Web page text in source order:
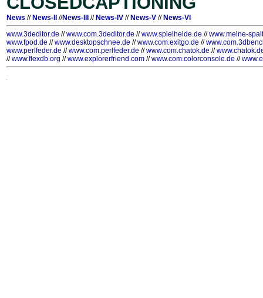
News // News-II //News-III // News-IV // News-V // News-VI
www.3deditor.de //www.com.3deditor.de //www.spielheide.de //www.meine-
www.fpod.de //www.desktopschnee.de //www.com.exitgo.de //
www.perlfeder.de //www.com.perlfeder.de //www.com.chatok.de //
//www.flexdb.org //www.explorerfriend.com //www.com.colorconsole.de //